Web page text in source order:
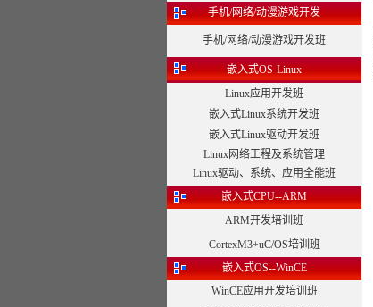
手机/网络/动漫游戏开发
手机/网络/动漫游戏开发班
嵌入式OS-Linux
Linux应用开发班
嵌入式Linux系统开发班
嵌入式Linux驱动开发班
Linux网络工程及系统管理
Linux驱动、系统、应用全能班
嵌入式CPU--ARM
ARM开发培训班
CortexM3+uC/OS培训班
嵌入式OS--WinCE
WinCE应用开发培训班